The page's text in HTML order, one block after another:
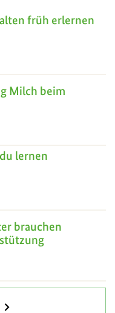
früh erlernen
Milch beim
lernen
brauchen